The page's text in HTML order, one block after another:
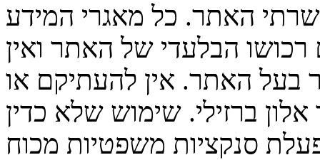
שרתי האתר. כל מאגרי המידע
הבלעדי של האתר ואין
בעל האתר. אין להעתיקם או
ברזילי. שימוש שלא כדין
סנקציות משפטיות מכוח